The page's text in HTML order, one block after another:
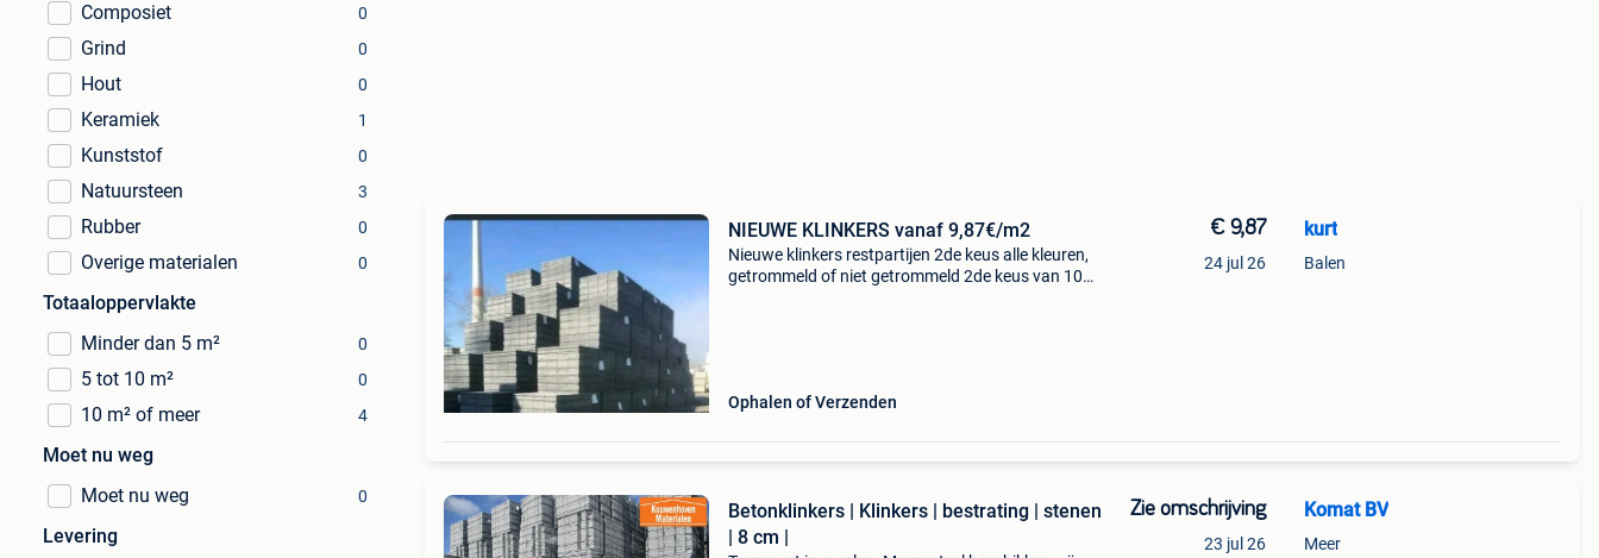
Composiet 0
Grind 0
Hout 0
Keramiek 1
Kunststof 0
Natuursteen 3
Rubber 0
Overige materialen 0
Totaaloppervlakte
Minder dan 5 m²
0
5 tot 10 m² 0
10 m² of meer 4
Moet nu weg
Moet nu weg
0
Levering
NIEUWE KLINKERS vanaf 9,87€/m2
Nieuwe klinkers restpartijen 2de keus alle kleuren,
getrommeld of niet getrommeld 2de keus van 10
Ophalen of Verzenden
€ 9,87
24 jul 26
kurt
Balen
Betonklinkers | Klinkers | bestrating | stenen
| 8 cm |
Zie omschrijving
23 jul 26
Komat BV
Meer